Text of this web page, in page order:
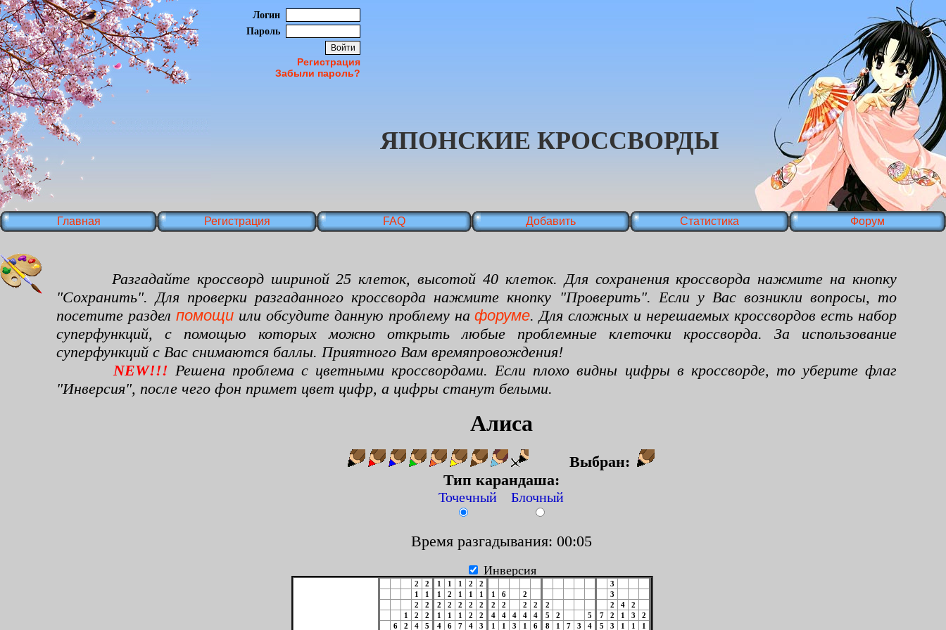
Логин
Пароль
Регистрация
Забыли пароль?
ЯПОНСКИЕ КРОССВОРДЫ
Главная Регистрация FAQ Добавить Статистика Форум
Разгадайте кроссворд шириной 25 клеток, высотой 40 клеток. Для сохранения кроссворда нажмите на кнопку
"Сохранить". Для проверки разгаданного кроссворда нажмите кнопку "Проверить". Если у Вас возникли вопросы, то
посетите раздел помощиили обсудите данную проблему нафоруме. Для сложных и нерешаемых кроссвордов есть набор
суперфункций, с помощью которых можно открыть любые проблемные клеточки кроссворда. За использование
суперфункций с Вас снимаются баллы. Приятного Вам времяпровождения!
NEW!!! Решена проблема с цветными кроссвордами. Если плохо видны цифры в кроссворде, то уберите флаг
"Инверсия", после чего фон примет цвет цифр, а цифры станут белыми.
Алиса
Выбран:
Тип карандаша:
Точечный Блочный
Время разгадывания: 00:06
Инверсия
2 2 1 1 1 2 2
3
1
1 1 2 1 1 1 1 6 2
3
2
2 2 2 2 2 2 2 2 2 2 2 2 4
2
1
2 2 1 1 1 2 2 4 4 4 4 4 5 2 5 7 2 1 3
2
6
2 4 5 4 6 7 4 3 1 1 3 1 6 8 1 7 3 4 5 3 1 1
1